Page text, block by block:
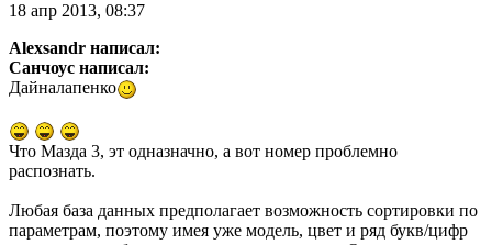
18 апр 2013, 08:37
Alexsandr написал:
Санчоус написал:
Дайналапенко
Что Мазда 3, эт одназначно, а вот номер проблемно
распознать.
Любая база данных предполагает возможность сортировки по
параметрам, поэтому имея уже модель, цвет и ряд букв/цифр